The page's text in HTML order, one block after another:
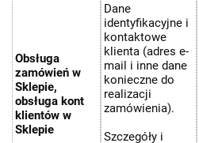
Obsługa
zamówień w
Sklepie,
obsługa kont
klientów w
Sklepie
Dane
identyfikacyjne i
kontaktowe
klienta (adres e-
mail i inne dane
konieczne do
realizacji
zamówienia).
Szczegóły i